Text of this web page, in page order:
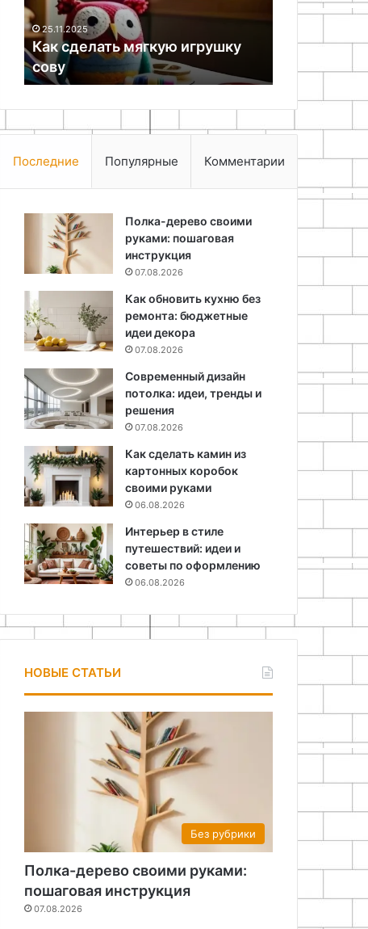
25.11.2025
Как сделать мягкую игрушку
сову
Последние Популярные Комментарии
Полка-дерево своими
руками: пошаговая
инструкция
07.08.2026
Как обновить кухню без
ремонта: бюджетные
идеи декора
07.08.2026
Современный дизайн
потолка: идеи, тренды и
решения
07.08.2026
Как сделать камин из
картонных коробок
своими руками
06.08.2026
Интерьер в стиле
путешествий: идеи и
советы по оформлению
06.08.2026
НОВЫЕ СТАТЬИ
Без рубрики
Полка-дерево своими руками:
пошаговая инструкция
07.08.2026